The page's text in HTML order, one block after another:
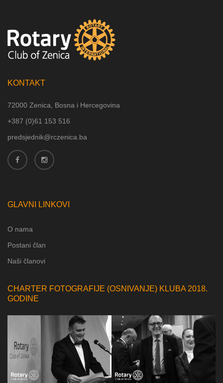
KONTAKT
72000 Zenica, Bosna i Hercegovina
+387 (0)61 153 516
predsjednik@rczenica.ba
GLAVNI LINKOVI
O nama
Postani član
Naši članovi
CHARTER FOTOGRAFIJE (OSNIVANJE) KLUBA 2018.
GODINE